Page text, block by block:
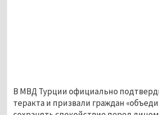
В МВД Турции официально
теракта и призвали граждан